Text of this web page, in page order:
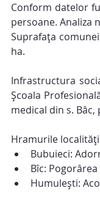
Conform datelor
persoane. Analiza
Suprafața
ha.
Infrastructura
Școala
medical din s.
Hramurile
Bubuieci:
Bîc:
Humulești: